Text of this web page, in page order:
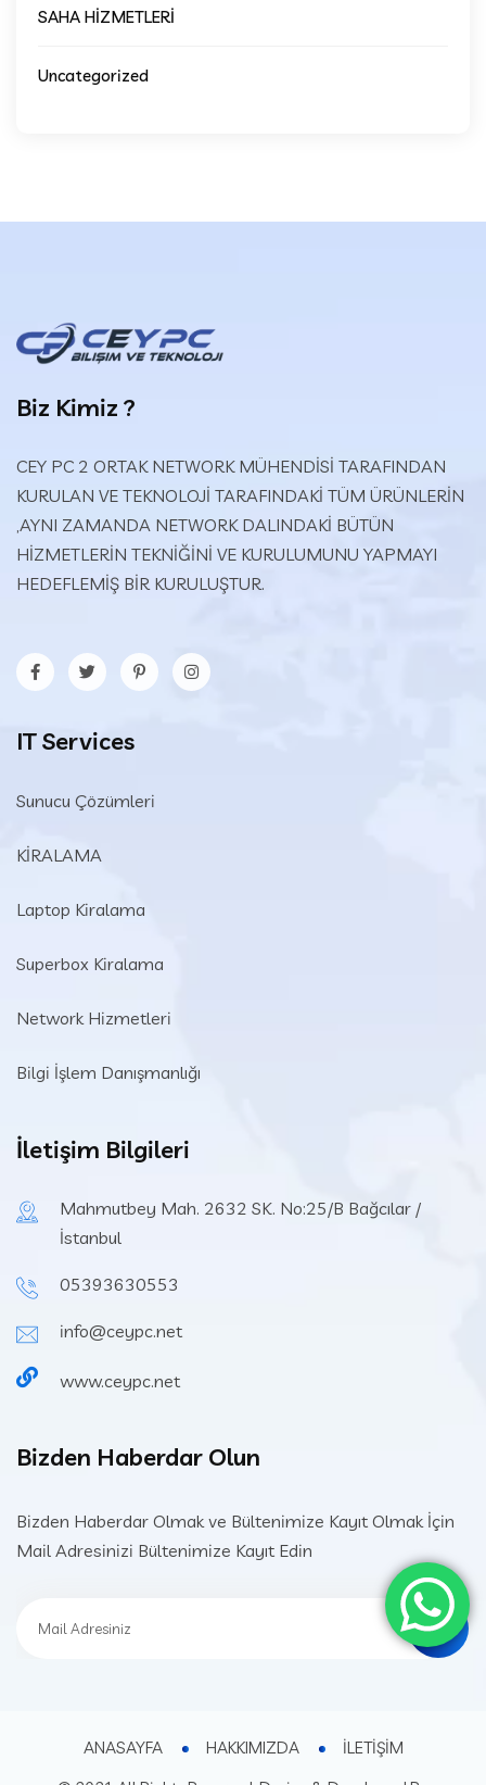
SAHA HİZMETLERİ
Uncategorized
Biz Kimiz ?
CEY PC 2 ORTAK NETWORK MÜHENDİSİ TARAFINDAN
KURULAN VE TEKNOLOJİ TARAFINDAKİ TÜM ÜRÜNLERİN
,AYNI ZAMANDA NETWORK DALINDAKİ BÜTÜN
HİZMETLERİN TEKNİĞİNİ VE KURULUMUNU YAPMAYI
HEDEFLEMİŞ BİR KURULUŞTUR.
IT Services
Sunucu Çözümleri
KİRALAMA
Laptop Kiralama
Superbox Kiralama
Network Hizmetleri
Bilgi İşlem Danışmanlığı
İletişim Bilgileri
Mahmutbey Mah. 2632 SK. No:25/B Bağcılar /
İstanbul
05393630553
info@ceypc.net
www.ceypc.net
Bizden Haberdar Olun
Bizden Haberdar Olmak ve Bültenimize Kayıt Olmak İçin
Mail Adresinizi Bültenimize Kayıt Edin
ANASAYFA HAKKIMIZDA İLETİŞİM